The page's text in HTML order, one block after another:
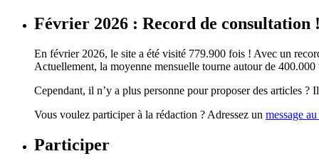
Février 2026 : Record de consultation
En février 2026, le site a été visité 779.900 fois ! Avec un
Actuellement, la moyenne mensuelle tourne autour de
Cependant, il n’y a plus personne pour proposer des articles ?
Vous voulez participer à la rédaction ? Adressez un message
Participer